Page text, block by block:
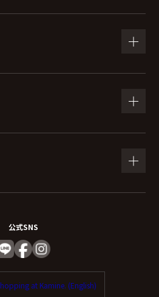
扱いの委託について
いの全部又は一部を委託するこ
を行っている企業を選定し、委
任意です。
回答できない可能性がありま
タの開示等および問い合わ
公式SNS
at Kamine. (English)